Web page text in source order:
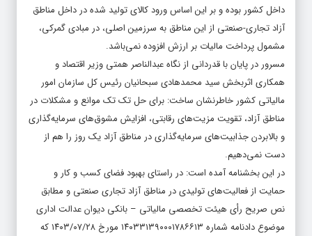
داخل کشور بوده و بر این اساس ورود کالای تولید شده در داخل مناطق
آزاد تجاری-صنعتی از این مناطق به سرزمین اصلی، در مبادی گمرکی،
مشمول پرداخت مالیات بر ارزش افزوده نمی‌باشد.
مسرور در پایان با قدردانی از نگاه عبدالناصر همتی وزیر اقتصاد و
همکاری اثربخش سید محمد‌هادی سبحانیان رئیس کل سازمان امور
مالیاتی کشور خاطرنشان ساخت: برای حل تک تک موانع و مشکلات در
مناطق آزاد، تقویت مزیت‌های رقابتی، افزایش مشوق‌های سرمایه‌گذاری
و بالابردن جذابیت‌های سرمایه‌گذاری در مناطق آزاد یک روز را هم از
دست نمی‌دهیم.
در این بخشنامه آمده است: در راستای بهبود فضای کسب و کار و
حمایت از فعالیت‌های تولیدی در مناطق آزاد تجاری صنعتی و مطابق
نص صریح رأی هیئت تخصصی مالیاتی – بانکی دیوان عدالت اداری
موضوع دادنامه شماره ۱۴۰۳۳۱۳۹۰۰۰۱۷۸۶۶۱۳ مورخ ۱۴۰۳/۰۷/۲۸ که